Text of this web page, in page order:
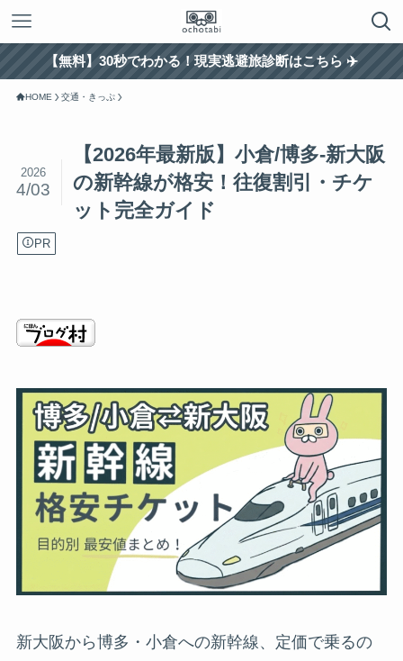
【無料】30秒でわかる！現実逃避旅診断はこちら ✈️
HOME 交通・きっぷ
【2026年最新版】小倉/博多-新大阪
の新幹線が格安！往復割引・チケ
ット完全ガイド
2026
4/03
PR
新大阪から博多・小倉への新幹線、定価で乗るの